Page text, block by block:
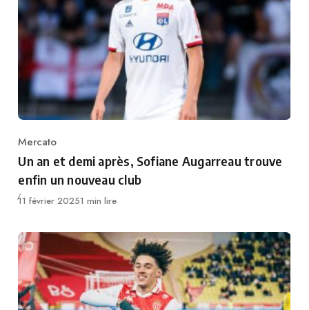
Category
Mercato
Un an et demi après, Sofiane Augarreau trouve
enfin un nouveau club
Publié
11 février 20251 min lire